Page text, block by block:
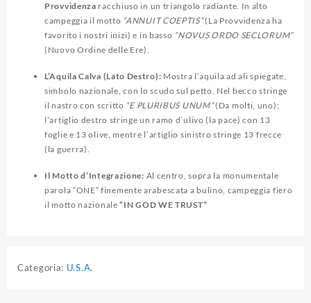
Provvidenza racchiuso in un triangolo radiante. In alto
campeggia il motto “ANNUIT COEPTIS”(La Provvidenza ha
favorito i nostri inizi) e in basso “NOVUS ORDO SECLORUM”
(Nuovo Ordine delle Ere).
L’Aquila Calva (Lato Destro): Mostra l’aquila ad ali spiegate,
simbolo nazionale, con lo scudo sul petto. Nel becco stringe
il nastro con scritto “E PLURIBUS UNUM”(Da molti, uno);
l’artiglio destro stringe un ramo d’ulivo (la pace) con 13
foglie e 13 olive, mentre l’artiglio sinistro stringe 13 frecce
(la guerra).
Il Motto d’Integrazione: Al centro, sopra la monumentale
parola “ONE” finemente arabescata a bulino, campeggia fiero
il motto nazionale“IN GOD WE TRUST”
Categoria: U.S.A.